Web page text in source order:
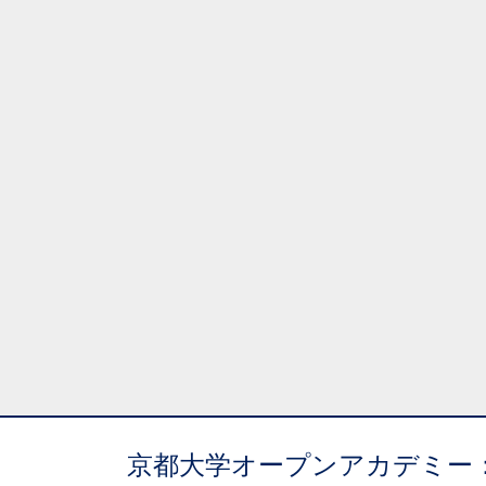
京都大学オープンアカデミー